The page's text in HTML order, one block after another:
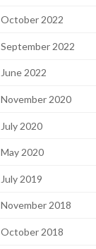
October 2022
September 2022
June 2022
November 2020
July 2020
May 2020
July 2019
November 2018
October 2018